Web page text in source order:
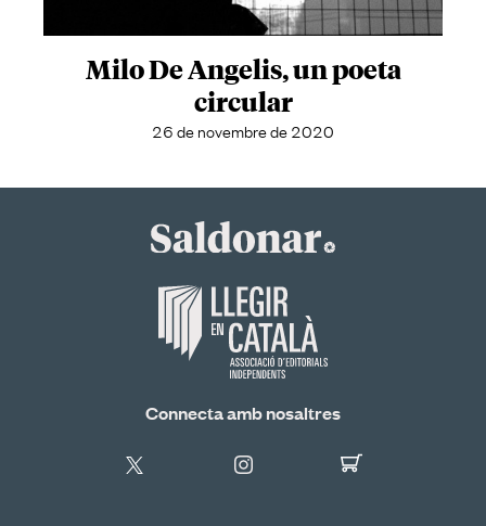
Milo De Angelis, un poeta
circular
26 de novembre de 2020
Connecta amb nosaltres